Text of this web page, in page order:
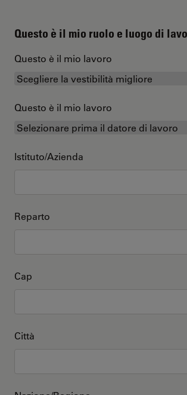
Questo è il mio ruolo e luogo di
Questo è il mio lavoro
Questo è il mio lavoro
Istituto/Azienda
Reparto
Cap
Città